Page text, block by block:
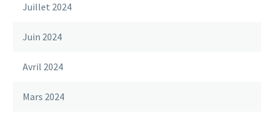
Juillet 2024
Juin 2024
Avril 2024
Mars 2024